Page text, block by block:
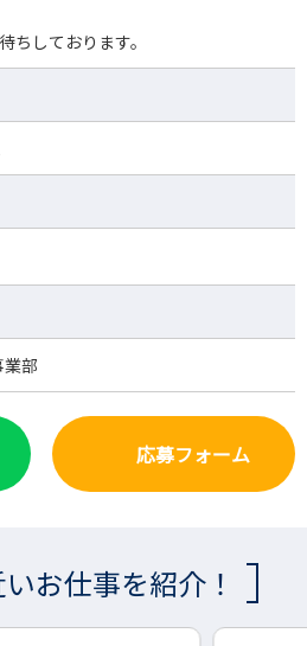
ちしております。
部
応募フォーム
お仕事を紹介！